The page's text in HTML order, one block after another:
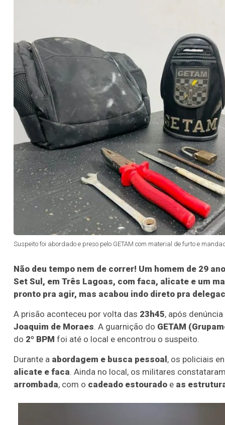
Suspeito foi abordado e preso pelo GETAM com material de furto e
Não deu tempo nem de correr! Um homem de 29
Set Sul, em Três Lagoas, com faca, alicate e um
pronto pra agir, mas acabou indo direto pra
A prisão aconteceu por volta das 23h45, após
Joaquim de Moraes. A guarnição do GETAM (
do 2º BPM foi até o local e encontrou o suspeito.
Durante a abordagem e busca pessoal , os policiais
alicate e faca. Ainda no local, os militares
arrombada, com o cadeado estourado e as